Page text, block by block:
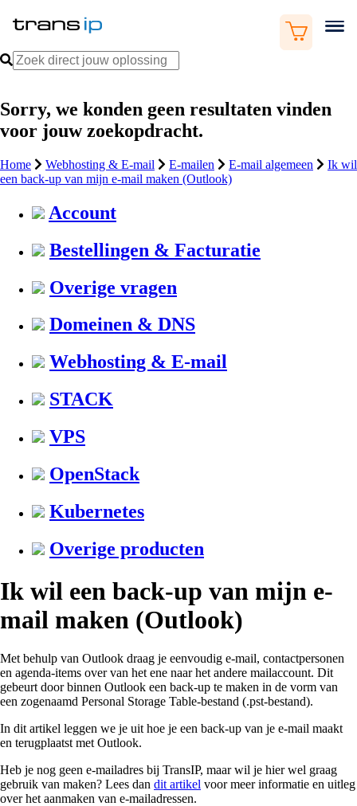
Sorry, we konden geen resultaten vinden
voor jouw zoekopdracht.
Home Webhosting & E-mail E-mailen E-mail algemeen
Ik wil
een back-up van mijn e-mail maken (Outlook)
Account
Bestellingen & Facturatie
Overige vragen
Domeinen & DNS
Webhosting & E-mail
STACK
VPS
OpenStack
Kubernetes
Overige producten
Ik wil een back-up van mijn e-
mail maken (Outlook)
Met behulp van Outlook draag je eenvoudig e-mail, contactpersonen
en agenda-items over van het ene naar het andere mailaccount. Dit
gebeurt door binnen Outlook een back-up te maken in de vorm van
een zogenaamd Personal Storage Table-bestand (.pst-bestand).
In dit artikel leggen we je uit hoe je een back-up van je e-mail maakt
en terugplaatst met Outlook.
Heb je nog geen e-mailadres bij TransIP, maar wil je hier wel graag
gebruik van maken? Lees dan dit artikel voor meer informatie en uitleg
over het aanmaken van e-mailadressen.